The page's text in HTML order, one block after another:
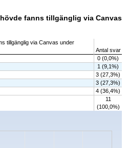
fanns tillgänglig via Canvas
tillgänglig via Canvas under
Antal svar
0 (0,0%)
1 (9,1%)
3 (27,3%)
3 (27,3%)
4 (36,4%)
11
(100,0%)